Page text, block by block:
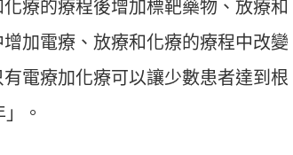
療的療程後增加標靶藥物、放療和
加電療、放療和化療的療程中改變
電療加化療可以讓少數患者達到根
。